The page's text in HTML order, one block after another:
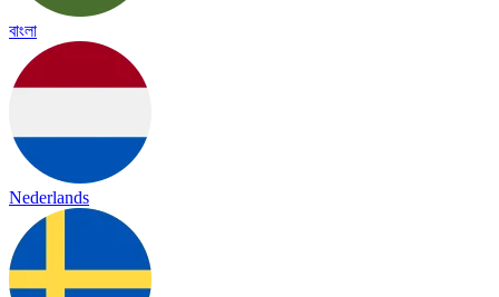
বাংলা
Nederlands